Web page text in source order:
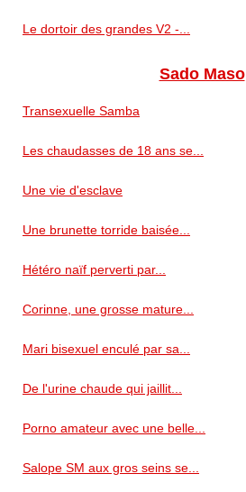
Le dortoir des grandes V2 -...
Sado Maso
Transexuelle Samba
Les chaudasses de 18 ans se...
Une vie d'esclave
Une brunette torride baisée...
Hétéro naïf perverti par...
Corinne, une grosse mature...
Mari bisexuel enculé par sa...
De l'urine chaude qui jaillit...
Porno amateur avec une belle...
Salope SM aux gros seins se...